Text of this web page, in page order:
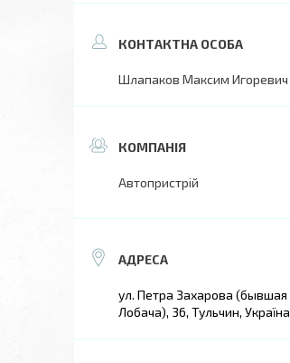
Шлапаков Максим Игоревич
Автопристрій
ул. Петра Захарова (бывшая
Лобача), 36, Тульчин, Україна